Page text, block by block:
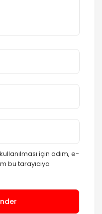
için adım, e-
bu tarayıcıya